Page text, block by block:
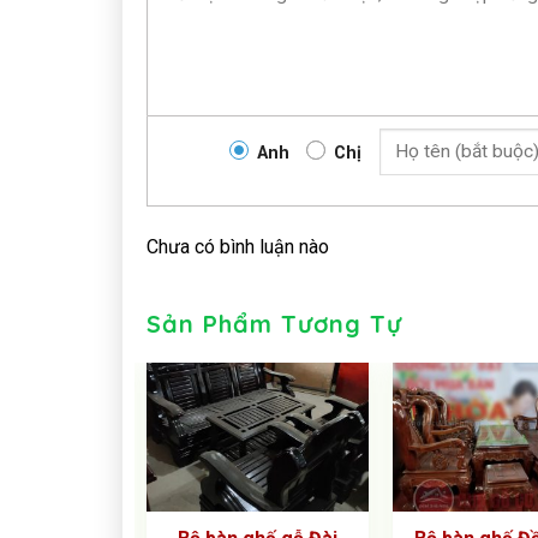
Anh Chị
Chưa có bình luận nào
Sản Phẩm Tương Tự